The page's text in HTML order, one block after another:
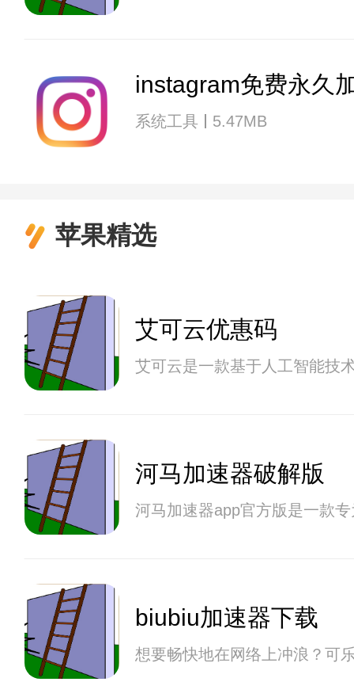
instagram免费永久
系统工具 5.47MB
苹果精选
艾可云优惠码
艾可云是一款基于人工智能技
河马加速器破解版
河马加速器app官方版是一款
biubiu加速器下载
想要畅快地在网络上冲浪？可